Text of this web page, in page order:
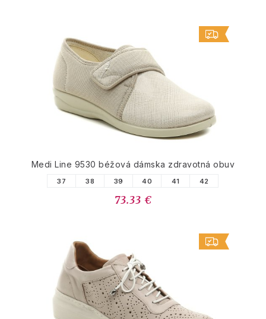
Medi Line 9530 béžová dámska zdravotná obuv
37 38 39 40 41 42
73.33 €